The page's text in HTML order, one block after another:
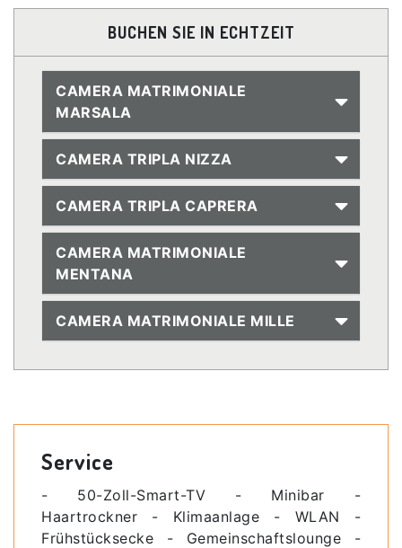
BUCHEN SIE IN ECHTZEIT
CAMERA MATRIMONIALE
MARSALA
CAMERA TRIPLA NIZZA
CAMERA TRIPLA CAPRERA
CAMERA MATRIMONIALE
MENTANA
CAMERA MATRIMONIALE MILLE
Service
- 50-Zoll-Smart-TV - Minibar -
Haartrockner - Klimaanlage - WLAN -
Frühstücksecke - Gemeinschaftslounge -